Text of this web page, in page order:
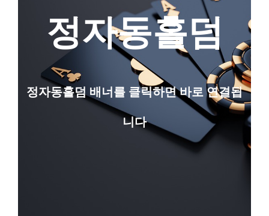
정자동홀덤
정자동홀덤 배너를 클릭하면 바로 연결됩
니다